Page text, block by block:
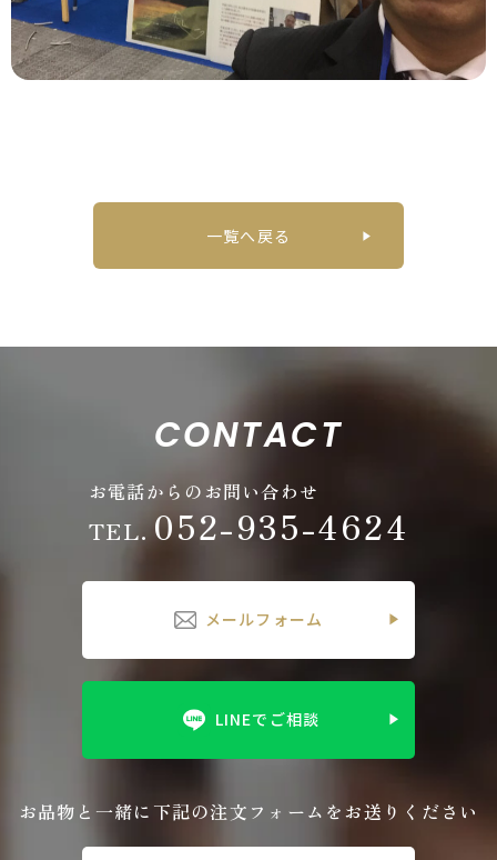
一覧へ戻る
CONTACT
お電話からのお問い合わせ
TEL. 052-935-4624
メールフォーム
LINEでご相談
お品物と一緒に下記の注文フォームをお送りください